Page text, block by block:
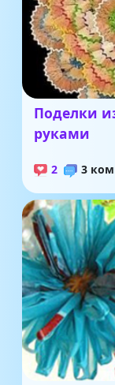
Поделки
руками
2 3